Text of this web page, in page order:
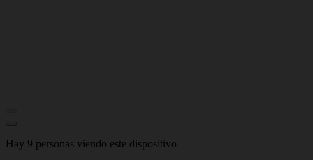
Hay 9 personas viendo este dispositivo